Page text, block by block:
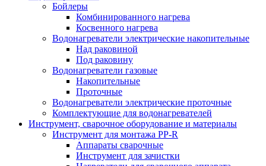
Бойлеры
Комбинированного нагрева
Косвенного нагрева
Водонагреватели электрические накопительные
Над раковиной
Под раковину
Водонагреватели газовые
Накопительные
Проточные
Водонагреватели электрические проточные
Комплектующие для водонагревателей
Инструмент, сварочное оборудование и материалы
Инструмент для монтажа PP-R
Аппараты сварочные
Инструмент для зачистки